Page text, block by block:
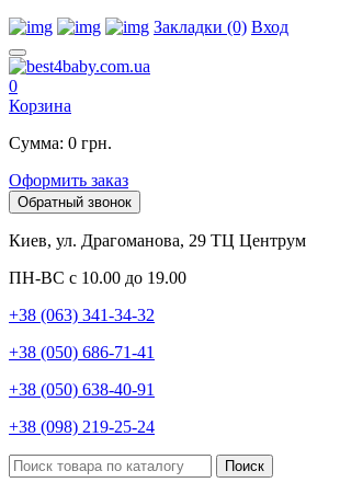
Закладки (0) Вход
0
Корзина
Сумма: 0 грн.
Оформить заказ
Обратный звонок
Киев, ул. Драгоманова, 29 ТЦ Центрум
ПН-ВС с 10.00 до 19.00
+38 (063) 341-34-32
+38 (050) 686-71-41
+38 (050) 638-40-91
+38 (098) 219-25-24
Поиск